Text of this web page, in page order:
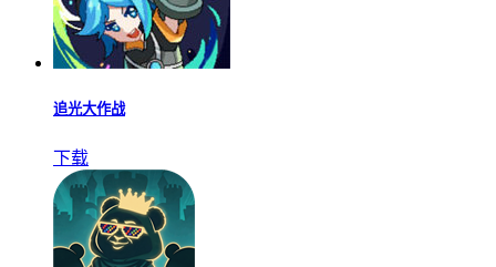
追光大作战
下载